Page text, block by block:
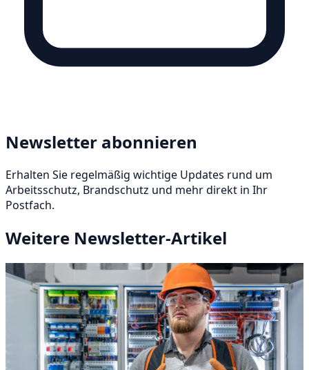
Newsletter abonnieren
Erhalten Sie regelmäßig wichtige Updates rund um
Arbeitsschutz, Brandschutz und mehr direkt in Ihr
Postfach.
Weitere Newsletter-Artikel